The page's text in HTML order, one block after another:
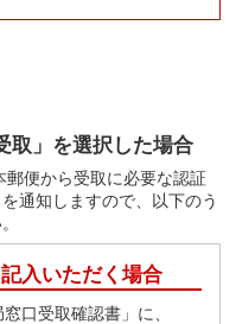
取」を選択した場合
郵便から受取に必要な認証
通知しますので、以下のう
入いただく場合
口受取確認書」に、